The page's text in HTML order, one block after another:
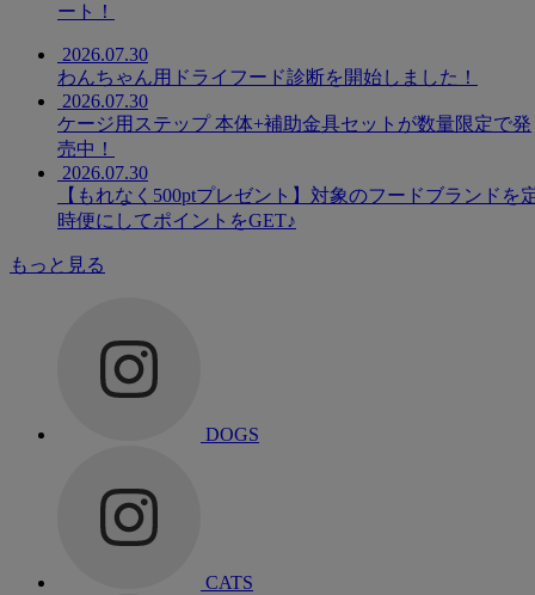
ート！
2026.07.30
わんちゃん用ドライフード診断を開始しました！
2026.07.30
ケージ用ステップ 本体+補助金具セットが数量限定で発
売中！
2026.07.30
【もれなく500ptプレゼント】対象のフードブランドを
時便にしてポイントをGET♪
もっと見る
DOGS
CATS